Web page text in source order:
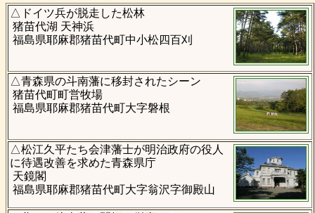
△ドイツ兵が脱走した松林
猪苗代湖 天神浜
福島県耶麻郡猪苗代町中小松四百刈
△青森県の斗南藩に移封されたシーン
猪苗代町町営牧場
福島県耶麻郡猪苗代町大字磐根
△松江久平たち会津藩士が明治政府の役人
に待遇改善を求めた青森県庁
天鏡閣
福島県耶麻郡猪苗代町大字翁沢字御殿山